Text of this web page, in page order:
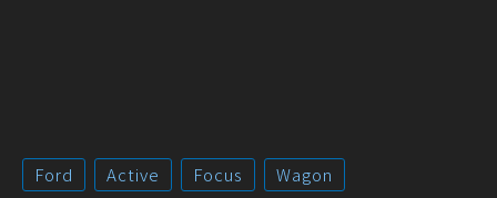
Ford Active Focus Wagon